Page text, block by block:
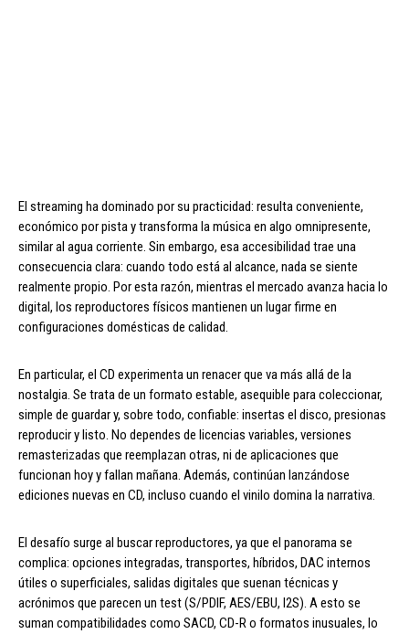
El streaming ha dominado por su practicidad: resulta conveniente,
económico por pista y transforma la música en algo omnipresente,
similar al agua corriente. Sin embargo, esa accesibilidad trae una
consecuencia clara: cuando todo está al alcance, nada se siente
realmente propio. Por esta razón, mientras el mercado avanza hacia lo
digital, los reproductores físicos mantienen un lugar firme en
configuraciones domésticas de calidad.
En particular, el CD experimenta un renacer que va más allá de la
nostalgia. Se trata de un formato estable, asequible para coleccionar,
simple de guardar y, sobre todo, confiable: insertas el disco, presionas
reproducir y listo. No dependes de licencias variables, versiones
remasterizadas que reemplazan otras, ni de aplicaciones que
funcionan hoy y fallan mañana. Además, continúan lanzándose
ediciones nuevas en CD, incluso cuando el vinilo domina la narrativa.
El desafío surge al buscar reproductores, ya que el panorama se
complica: opciones integradas, transportes, híbridos, DAC internos
útiles o superficiales, salidas digitales que suenan técnicas y
acrónimos que parecen un test (S/PDIF, AES/EBU, I2S). A esto se
suman compatibilidades como SACD, CD-R o formatos inusuales, lo